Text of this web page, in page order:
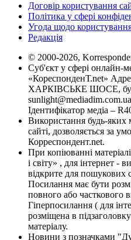
Договір користування
Політика у сфері
Угода щодо
Редакція
© 2000-2026,
Суб'єкт у сфері онлайн-
«КореспонденТ.net»
ХАРКІВСЬКЕ ШОСЕ,
sunlight@mediadim.com.ua
Ідентифікатор медіа –
Використання будь-яких
сайті, дозволяється за
Корреспондент.net.
При копіюванні
і світу» , для інтернет -
відкрите для пошукових
Посилання має бути
повного або часткового
Гіперпосилання ( для
розміщена в
матеріалу.
Новини з позначками